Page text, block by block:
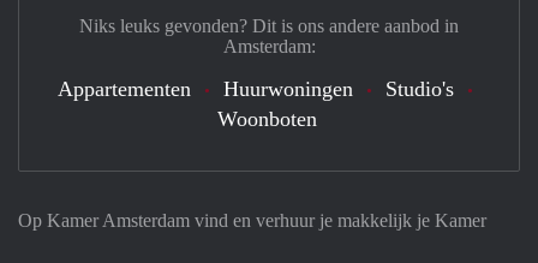
Op Kamer Amsterdam vind en verhuur je makkelijk je Kamer
Niks leuks gevonden? Dit is ons andere aanbod in
Amsterdam:
Appartementen Huurwoningen
Studio's
Woonboten